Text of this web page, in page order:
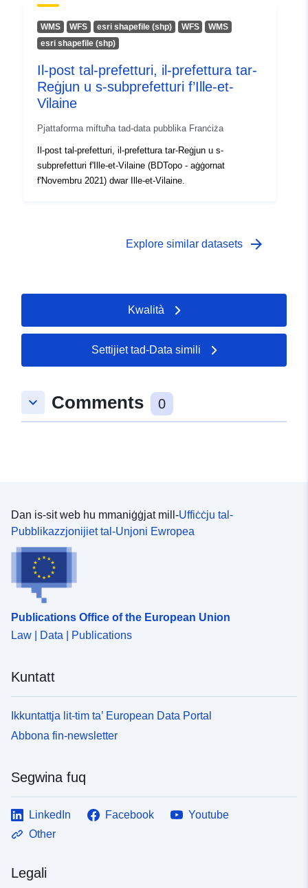
WMS WFS esri shapefile (shp) WFS
WMS
esri shapefile (shp)
Il-post tal-prefetturi, il-prefettura tar-
Reġjun u s-subprefetturi f’Ille-et-
Vilaine
Pjattaforma miftuħa tad-data pubblika Franċiża
Il-post tal-prefetturi, il-prefettura tar-Reġjun u s-
subprefetturi f'Ille-et-Vilaine (BDTopo - aġġornat
f'Novembru 2021) dwar Ille-et-Vilaine.
Explore similar datasets arrow_forward
Kwalità
Settijiet tad-Data simili
keyboard_arrow_down Comments 0
Dan is-sit web hu mmaniġġjat mill-Uffiċċju tal-
Pubblikazzjonijiet tal-Unjoni Ewropea
Publications Office of the European Union
Law | Data | Publications
Kuntatt
Ikkuntattja lit-tim ta’ European Data Portal
Abbona fin-newsletter
Segwina fuq
LinkedIn Facebook
Youtube
Other
Legali